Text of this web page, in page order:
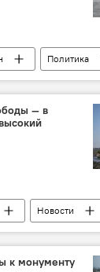
Политика
Садыр Жапаров
— в
Новости
статуя
к монументу